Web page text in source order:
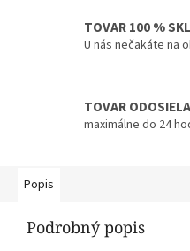
TOVAR 100 %
U nás nečakáte na
TOVAR
maximálne do 24
Popis
Podrobný popis